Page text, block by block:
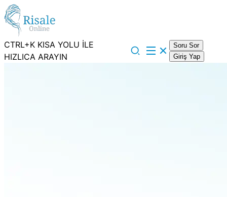
CTRL+K KISA YOLU İLE
HIZLICA ARAYIN
Soru Sor
Giriş Yap